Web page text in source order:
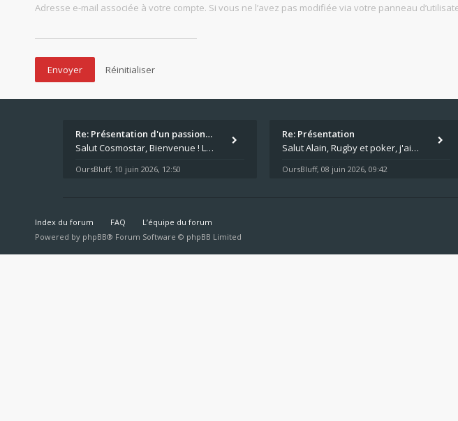
Adresse e-mail associée à votre compte. Si vous ne l’avez pas modifiée via votre panneau
Re: Présentation d'un passion…
Salut Cosmostar, Bienvenue ! Les paris sportifs en plus du poker, c'est ce que je fais aussi. Surtout la NBA, je mise su
OursBluff, 10 juin 2026, 12:50
Re: Présentation
Salut Alain, Rugby et poker, j'aime bien le mélange. Tu suis le rugby du coin ? Moi j'essaie d'aller voir des matchs de
OursBluff, 08 juin 2026, 09:42
Index du forum FAQ L’équipe du forum
Powered by phpBB® Forum Software © phpBB Limited